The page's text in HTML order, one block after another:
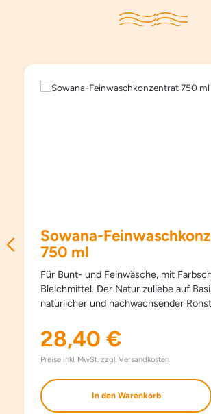
Sowana-
750 ml
Für Bunt- und Feinwäsche, mit
Bleichmittel. Der Natur zuliebe auf Basis
natürlicher und nachwachsender
schonend und sanft, schon ab 15°C und
Kleidungsstücke länger schön. Kein Weichspüler
erforderlich, besonders bügelleicht.
auch bestens für die Handwäsche geeignet. Mit
modernsten waschaktiven Substanzen
Regulärer Preis:
28,40 €
Preise inkl. MwSt. zzgl. Versandkosten
In den Warenkorb